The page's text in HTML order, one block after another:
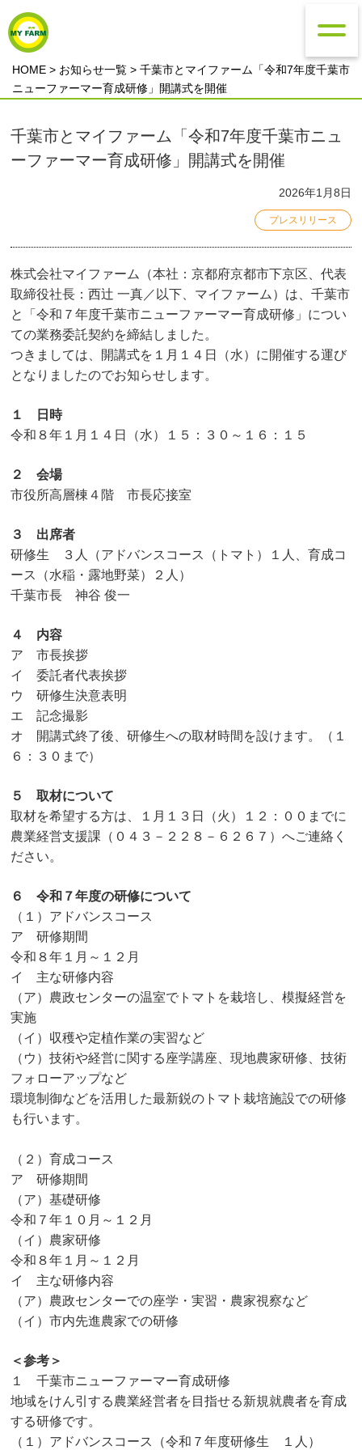
HOME > お知らせ一覧 > 千葉市とマイファーム「令和7年度千葉市
ニューファーマー育成研修」開講式を開催
千葉市とマイファーム「令和7年度千葉市ニュ
ーファーマー育成研修」開講式を開催
2026年1月8日
プレスリリース
株式会社マイファーム（本社：京都府京都市下京区、代表
取締役社長：西辻 一真／以下、マイファーム）は、千葉市
と「令和７年度千葉市ニューファーマー育成研修」につい
ての業務委託契約を締結しました。
つきましては、開講式を１月１４日（水）に開催する運び
となりましたのでお知らせします。
１ 日時
令和８年１月１４日（水）１５：３０～１６：１５
２ 会場
市役所高層棟４階 市長応接室
３ 出席者
研修生 ３人（アドバンスコース（トマト）１人、育成コ
ース（水稲・露地野菜）２人）
千葉市長 神谷 俊一
４ 内容
ア 市長挨拶
イ 委託者代表挨拶
ウ 研修生決意表明
エ 記念撮影
オ 開講式終了後、研修生への取材時間を設けます。（１
６：３０まで）
５ 取材について
取材を希望する方は、１月１３日（火）１２：００までに
農業経営支援課（０４３－２２８－６２６７）へご連絡く
ださい。
６ 令和７年度の研修について
（１）アドバンスコース
ア 研修期間
令和８年１月～１２月
イ 主な研修内容
（ア）農政センターの温室でトマトを栽培し、模擬経営を
実施
（イ）収穫や定植作業の実習など
（ウ）技術や経営に関する座学講座、現地農家研修、技術
フォローアップなど
環境制御などを活用した最新鋭のトマト栽培施設での研修
も行います。
（２）育成コース
ア 研修期間
（ア）基礎研修
令和７年１０月～１２月
（イ）農家研修
令和８年１月～１２月
イ 主な研修内容
（ア）農政センターでの座学・実習・農家視察など
（イ）市内先進農家での研修
＜参考＞
１ 千葉市ニューファーマー育成研修
地域をけん引する農業経営者を目指せる新規就農者を育成
する研修です。
（１）アドバンスコース（令和７年度研修生 １人）